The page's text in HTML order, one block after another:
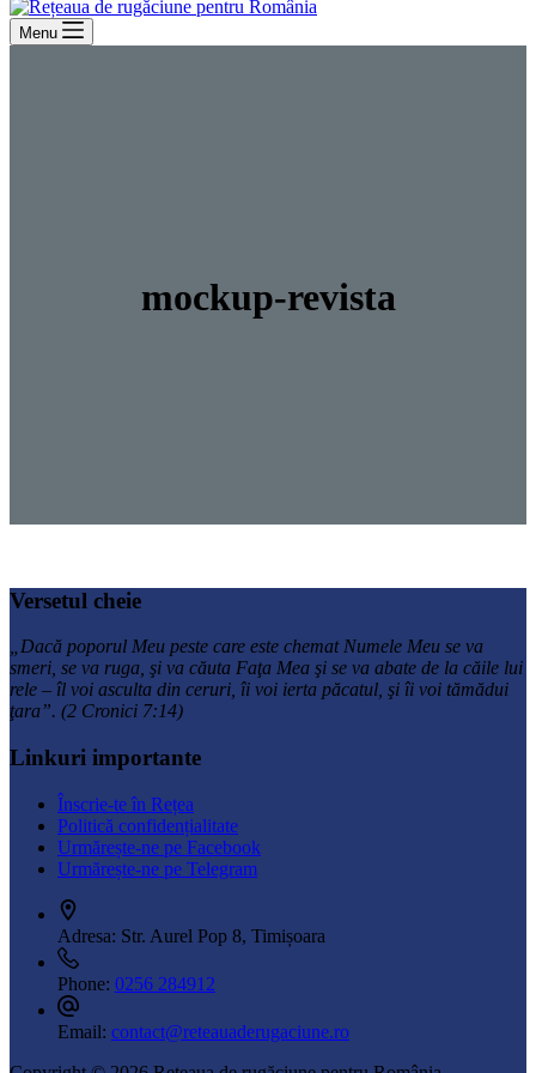
Menu
mockup-revista
Versetul cheie
„Dacă poporul Meu peste care este chemat Numele Meu se va
smeri, se va ruga, şi va căuta Faţa Mea şi se va abate de la căile lui
rele – îl voi asculta din ceruri, îi voi ierta păcatul, şi îi voi tămădui
ţara”. (2 Cronici 7:14)
Linkuri importante
Înscrie-te în Rețea
Politică confidențialitate
Urmărește-ne pe Facebook
Urmărește-ne pe Telegram
Adresa: Str. Aurel Pop 8, Timișoara
Phone: 0256 284912
Email: contact@reteauaderugaciune.ro